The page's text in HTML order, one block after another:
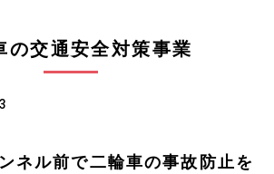
の交通安全対策事業
ネル前で二輪車の事故防止を